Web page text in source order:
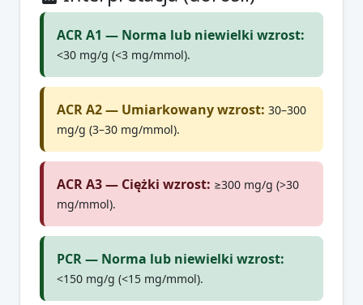
ACR A1 — Norma lub niewielki wzrost:
<30 mg/g (<3 mg/mmol).
ACR A2 — Umiarkowany wzrost: 30–300
mg/g (3–30 mg/mmol).
ACR A3 — Ciężki wzrost: ≥300 mg/g (>30
mg/mmol).
PCR — Norma lub niewielki wzrost:
<150 mg/g (<15 mg/mmol).